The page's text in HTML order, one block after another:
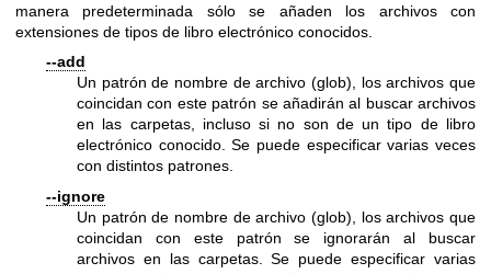
manera predeterminada sólo se añaden los archivos con
extensiones de tipos de libro electrónico conocidos.
--add
Un patrón de nombre de archivo (glob), los archivos que
coincidan con este patrón se añadirán al buscar archivos
en las carpetas, incluso si no son de un tipo de libro
electrónico conocido. Se puede especificar varias veces
con distintos patrones.
--ignore
Un patrón de nombre de archivo (glob), los archivos que
coincidan con este patrón se ignorarán al buscar
archivos en las carpetas. Se puede especificar varias